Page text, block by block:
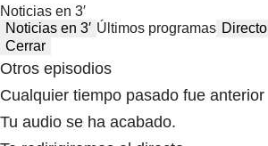
Noticias en 3′
Noticias en 3′ Últimos programas Directo
Cerrar
Otros episodios
Cualquier tiempo pasado fue anterior
Tu audio se ha acabado.